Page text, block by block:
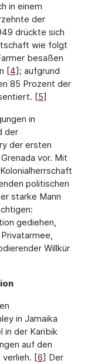
in einem
der
drückte sich
wie folgt
besaßen
[4]; aufgrund
85 Prozent der
[5]
in
der
der ersten
vor. Mit
politischen
starke Mann
gediehen,
Willkür
in Jamaika
in der Karibik
auf den
verlieh. [6] Der